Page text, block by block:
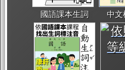
國語課本生詞 中文